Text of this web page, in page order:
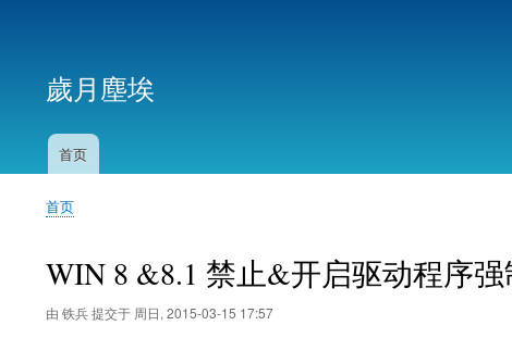
歲月塵埃
航
首页
面
屑
首页
WIN 8 &8.1 禁止&开启驱动程序
由 铁兵提交于 周日, 2015-03-15 17:57